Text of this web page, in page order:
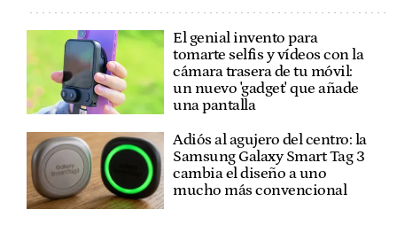
El genial invento para
tomarte selfis y vídeos con la
cámara trasera de tu móvil:
un nuevo 'gadget' que añade
una pantalla
Adiós al agujero del centro: la
Samsung Galaxy Smart Tag 3
cambia el diseño a uno
mucho más convencional